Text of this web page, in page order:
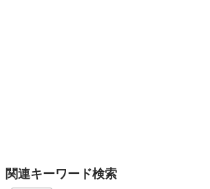
関連キーワード検索